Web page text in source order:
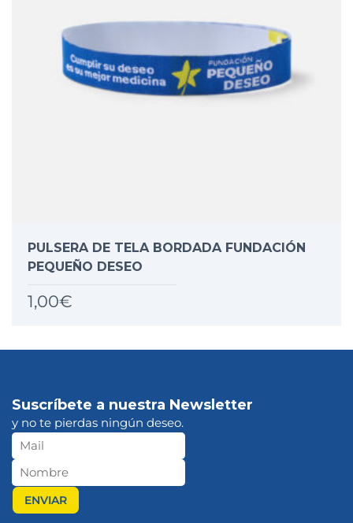
PULSERA DE TELA BORDADA FUNDACIÓN
PEQUEÑO DESEO
1,00€
Suscríbete a nuestra Newsletter
y no te pierdas ningún deseo.